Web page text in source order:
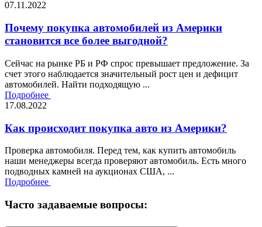
07.11.2022
Почему покупка автомобилей из Америки
становится все более выгодной?
Сейчас на рынке РБ и РФ спрос превышает предложение. За
счет этого наблюдается значительный рост цен и дефицит
автомобилей. Найти подходящую ...
Подробнее
17.08.2022
Как происходит покупка авто из Америки?
Проверка автомобиля. Перед тем, как купить автомобиль
наши менеджеры всегда проверяют автомобиль. Есть много
подводных камней на аукционах США, ...
Подробнее
Часто задаваемые вопросы: